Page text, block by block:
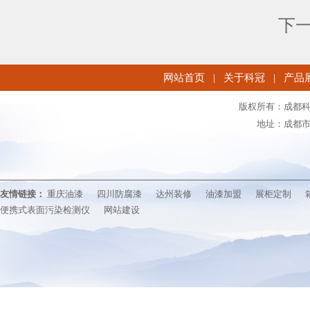
下
网站首页 | 关于科冠 | 产品
版权所有：成都
地址：成都
友情链接： 重庆油漆 四川防腐漆 达州装修 油漆加盟 展柜定制
便携式表面污染检测仪
网站建设